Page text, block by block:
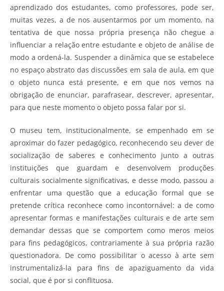
aprendizado dos estudantes, como professores, pode ser,
muitas vezes, a de nos ausentarmos por um momento, na
tentativa de que nossa própria presença não chegue a
influenciar a relação entre estudante e objeto de análise de
modo a ordená-la. Suspender a dinâmica que se estabelece
no espaço abstrato das discussões em sala de aula, em que
o objeto nunca está presente, e em que nos vemos na
obrigação de enunciar, parafrasear, descrever, apresentar,
para que neste momento o objeto possa falar por si.
O museu tem, institucionalmente, se empenhado em se
aproximar do fazer pedagógico, reconhecendo seu dever de
socialização de saberes e conhecimento junto a outras
instituições que guardam e desenvolvem produções
culturais socialmente significativas, e desse modo, passou a
enfrentar uma questão que a educação formal que se
pretende crítica reconhece como incontornável: a de como
apresentar formas e manifestações culturais e de arte sem
demandar dessas que se comportem como meros meios
para fins pedagógicos, contrariamente à sua própria razão
questionadora. De como possibilitar o acesso à arte sem
instrumentalizá-la para fins de apaziguamento da vida
social, que é por si conflituosa.